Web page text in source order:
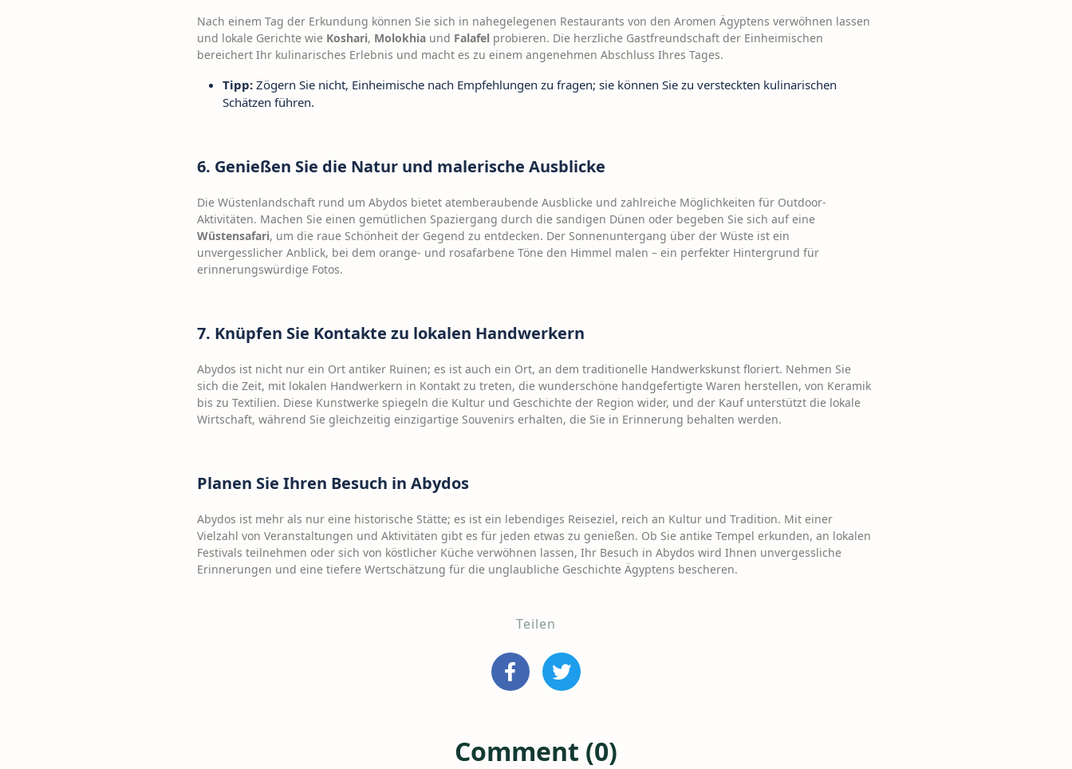
Nach einem Tag der Erkundung können Sie sich in nahegelegenen Restaurants von den Aromen Ägyptens verwöhnen lassen
und lokale Gerichte wie Koshari, Molokhia und Falafel probieren. Die herzliche Gastfreundschaft der Einheimischen
bereichert Ihr kulinarisches Erlebnis und macht es zu einem angenehmen Abschluss Ihres Tages.
Tipp: Zögern Sie nicht, Einheimische nach Empfehlungen zu fragen; sie können Sie zu versteckten kulinarischen
Schätzen führen.
6. Genießen Sie die Natur und malerische Ausblicke
Die Wüstenlandschaft rund um Abydos bietet atemberaubende Ausblicke und zahlreiche Möglichkeiten für Outdoor-
Aktivitäten. Machen Sie einen gemütlichen Spaziergang durch die sandigen Dünen oder begeben Sie sich auf eine
Wüstensafari, um die raue Schönheit der Gegend zu entdecken. Der Sonnenuntergang über der Wüste ist ein
unvergesslicher Anblick, bei dem orange- und rosafarbene Töne den Himmel malen – ein perfekter Hintergrund für
erinnerungswürdige Fotos.
7. Knüpfen Sie Kontakte zu lokalen Handwerkern
Abydos ist nicht nur ein Ort antiker Ruinen; es ist auch ein Ort, an dem traditionelle Handwerkskunst floriert. Nehmen Sie
sich die Zeit, mit lokalen Handwerkern in Kontakt zu treten, die wunderschöne handgefertigte Waren herstellen, von Keramik
bis zu Textilien. Diese Kunstwerke spiegeln die Kultur und Geschichte der Region wider, und der Kauf unterstützt die lokale
Wirtschaft, während Sie gleichzeitig einzigartige Souvenirs erhalten, die Sie in Erinnerung behalten werden.
Planen Sie Ihren Besuch in Abydos
Abydos ist mehr als nur eine historische Stätte; es ist ein lebendiges Reiseziel, reich an Kultur und Tradition. Mit einer
Vielzahl von Veranstaltungen und Aktivitäten gibt es für jeden etwas zu genießen. Ob Sie antike Tempel erkunden, an lokalen
Festivals teilnehmen oder sich von köstlicher Küche verwöhnen lassen, Ihr Besuch in Abydos wird Ihnen unvergessliche
Erinnerungen und eine tiefere Wertschätzung für die unglaubliche Geschichte Ägyptens bescheren.
Teilen
Comment (0)